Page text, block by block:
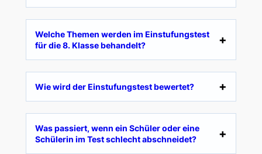
Welche Themen werden im Einstufungstest
für die 8. Klasse behandelt?
Wie wird der Einstufungstest bewertet?
Was passiert, wenn ein Schüler oder eine
Schülerin im Test schlecht abschneidet?